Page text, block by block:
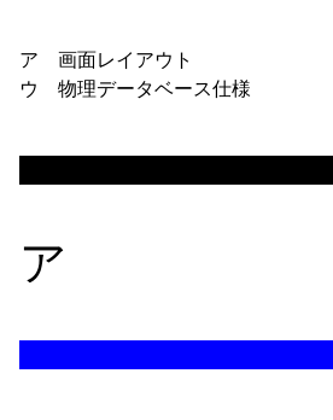
ア 画面レイアウト
ウ 物理データベース仕様
ア